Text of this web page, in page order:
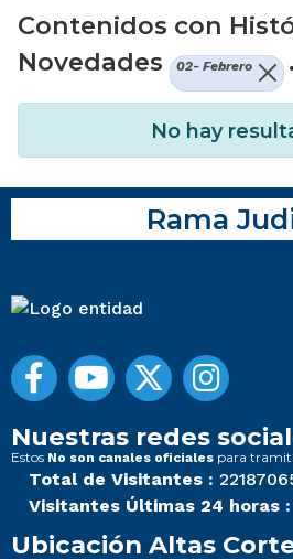
Contenidos con
Novedades
02- Febrero .
No hay
Rama
Nuestras redes
Estos No son canales oficiales para
Total de Visitantes :
Visitantes Últimas 24 horas :
Ubicación Altas